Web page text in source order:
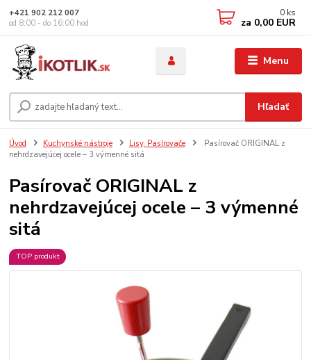
Menu
Hľadať
+421 902 212 007
od 8:00 - do 16:00 hod
0 ks
za 0,00 EUR
Úvod Kuchynské nástroje Lisy, Pasírovače
Pasírovač ORIGINAL z
nehrdzavejúcej ocele – 3 výmenné sitá
Pasírovač ORIGINAL z
nehrdzavejúcej ocele – 3 výmenné
sitá
TOP produkt